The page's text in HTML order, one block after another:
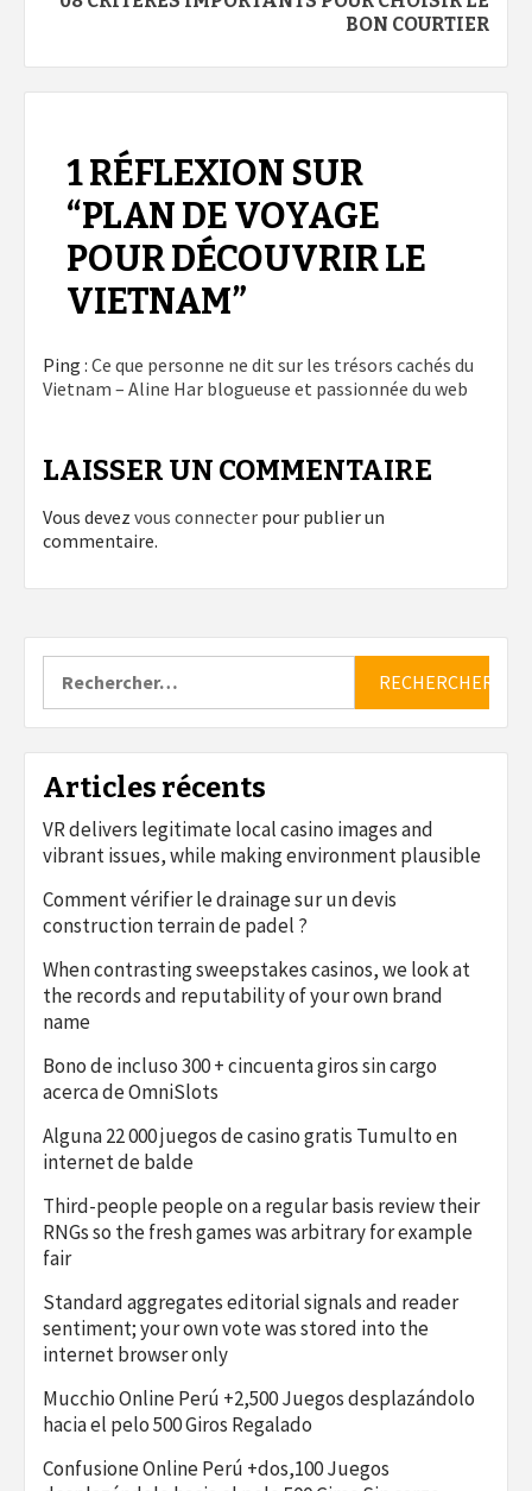
BON COURTIER
1 RÉFLEXION SUR
“PLAN DE VOYAGE
POUR DÉCOUVRIR LE
VIETNAM”
Ping : Ce que personne ne dit sur les trésors cachés du
Vietnam – Aline Har blogueuse et passionnée du web
LAISSER UN COMMENTAIRE
Vous devez vous connecter pour publier un
commentaire.
Articles récents
VR delivers legitimate local casino images and
vibrant issues, while making environment plausible
Comment vérifier le drainage sur un devis
construction terrain de padel ?
When contrasting sweepstakes casinos, we look at
the records and reputability of your own brand
name
Bono de incluso 300 + cincuenta giros sin cargo
acerca de OmniSlots
Alguna 22 000 juegos de casino gratis Tumulto en
internet de balde
Third-people people on a regular basis review their
RNGs so the fresh games was arbitrary for example
fair
Standard aggregates editorial signals and reader
sentiment; your own vote was stored into the
internet browser only
Mucchio Online Perú +2,500 Juegos desplazándolo
hacia el pelo 500 Giros Regalado
Confusione Online Perú +dos,100 Juegos